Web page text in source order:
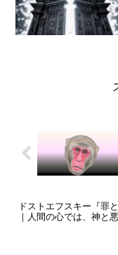
ドストエフスキー『罪
｜人間の心では、神と